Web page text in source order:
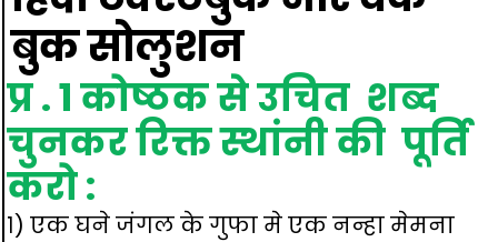
बुक सोलुशन
प्र . १ कोष्ठक से उचित शब्द
चुनकर रिक्त स्थांनी की पूर्ति
करो :
१) एक घने जंगल के गुफा मे एक नन्हा मेमना